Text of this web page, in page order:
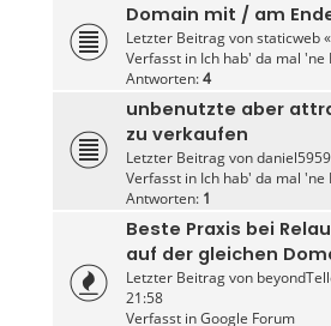
Domain mit / am
Letzter Beitrag vonstaticweb«
Verfasst in Ich hab' da mal 'ne
Antworten:4
unbenutzte aber
zu verkaufen
Letzter Beitrag vondaniel5959
Verfasst in Ich hab' da mal 'ne
Antworten: 1
Beste Praxis bei
auf der gleichen
Letzter Beitrag von
21:58
Verfasst inGoogle Forum